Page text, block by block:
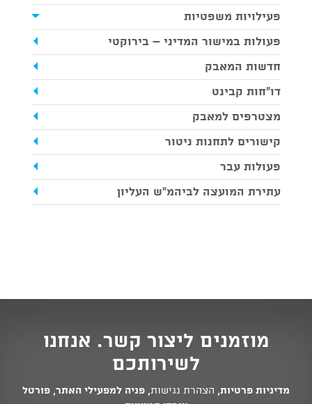
פעילויות משפטיות
פעולות במישור המדיני – בירוקטי
חדשות המאבק
דו"חות קבינט
מצטרפים למאבק
קישורים לתחנות ניטור
פעולות עבר
עתירת המועצה לביהמ"ש העליון
מוזמנים ליצור קשר. אנחנו
לשירותכם
מדיניות פרטיות, הצהרת נגישות, פניה למפעילי האתר, פורטל